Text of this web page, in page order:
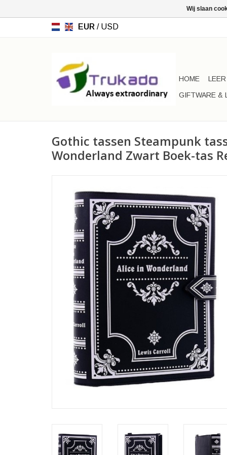
EUR / USD
HOME
LEER
GIFTWARE &
Gothic tassen Steampunk
Wonderland Zwart Boek-tas
Wij slaan